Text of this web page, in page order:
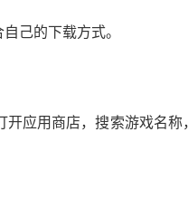
己的下载方式。
开应用商店，搜索游戏名称